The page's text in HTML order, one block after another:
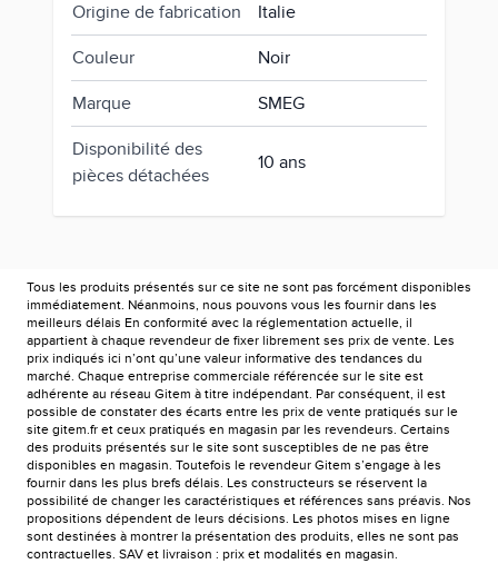
Origine de fabrication Italie
Couleur Noir
Marque SMEG
Disponibilité des
pièces détachées
10 ans
Tous les produits présentés sur ce site ne sont pas forcément disponibles
immédiatement. Néanmoins, nous pouvons vous les fournir dans les
meilleurs délais En conformité avec la réglementation actuelle, il
appartient à chaque revendeur de fixer librement ses prix de vente. Les
prix indiqués ici n’ont qu’une valeur informative des tendances du
marché. Chaque entreprise commerciale référencée sur le site est
adhérente au réseau Gitem à titre indépendant. Par conséquent, il est
possible de constater des écarts entre les prix de vente pratiqués sur le
site gitem.fr et ceux pratiqués en magasin par les revendeurs. Certains
des produits présentés sur le site sont susceptibles de ne pas être
disponibles en magasin. Toutefois le revendeur Gitem s’engage à les
fournir dans les plus brefs délais. Les constructeurs se réservent la
possibilité de changer les caractéristiques et références sans préavis. Nos
propositions dépendent de leurs décisions. Les photos mises en ligne
sont destinées à montrer la présentation des produits, elles ne sont pas
contractuelles. SAV et livraison : prix et modalités en magasin.